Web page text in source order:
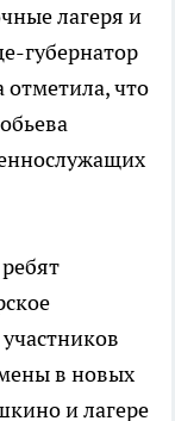
лагеря и
губернатор
что
в новых
и лагере